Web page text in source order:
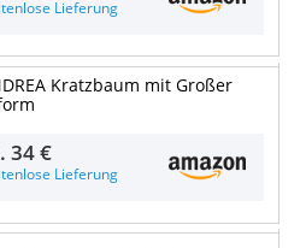
Lieferung
Kratzbaum mit Großer
34 €
Lieferung